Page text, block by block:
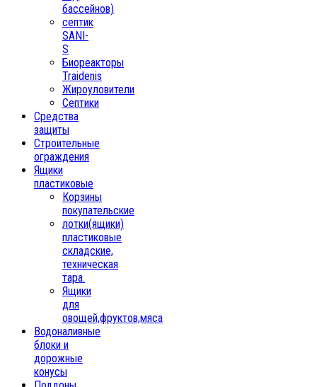
бассейнов)
септик
SANI-
S
Биореакторы
Traidenis
Жироуловители
Септики
Средства
защиты
Строительные
ограждения
Ящики
пластиковые
Корзины
покупательские
лотки(ящики)
пластиковые
складские,
техническая
тара.
Ящики
для
овощей,фруктов,мяса
Водоналивные
блоки и
дорожные
конусы